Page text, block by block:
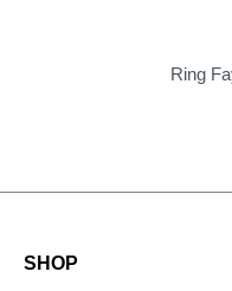
Ring
SHOP